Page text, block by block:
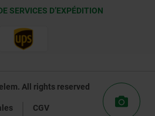
SERVICES D’EXPÉDITION
All rights reserved
CGV